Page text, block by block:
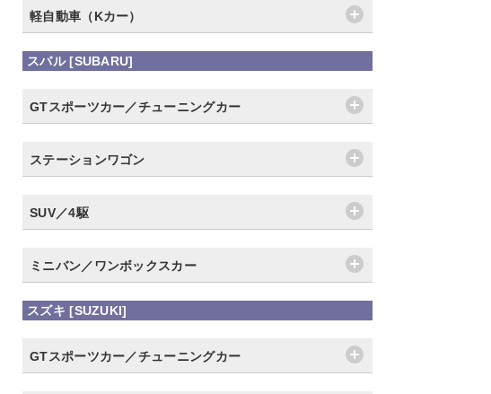
軽自動車（Kカー）
スバル [SUBARU]
GTスポーツカー／チューニングカー
ステーションワゴン
SUV／4駆
ミニバン／ワンボックスカー
スズキ [SUZUKI]
GTスポーツカー／チューニングカー